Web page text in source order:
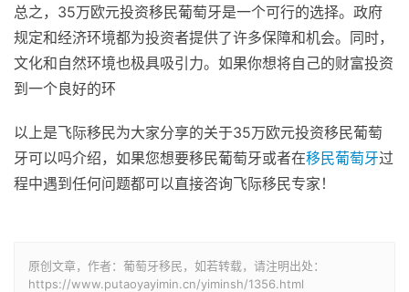
总之，35万欧元投资移民葡萄牙是一个可行的选择。政府
规定和经济环境都为投资者提供了许多保障和机会。同时，
文化和自然环境也极具吸引力。如果你想将自己的财富投资
到一个良好的环
以上是飞际移民为大家分享的关于35万欧元投资移民葡萄
牙可以吗介绍，如果您想要移民葡萄牙或者在移民葡萄牙过
程中遇到任何问题都可以直接咨询飞际移民专家！
原创文章，作者：葡萄牙移民，如若转载，请注明出处：
https://www.putaoyayimin.cn/yiminsh/1356.html